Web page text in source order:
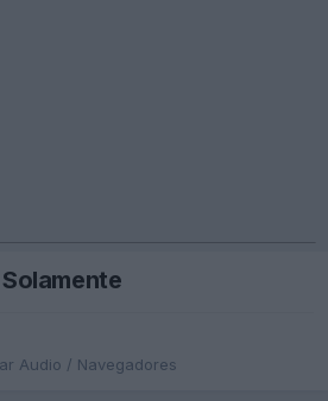
Audio / Navegadores